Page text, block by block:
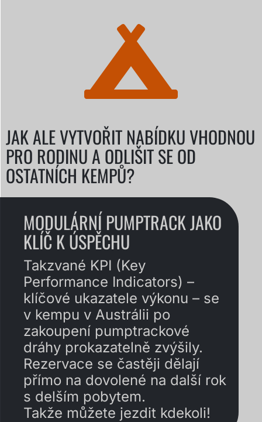
JAK ALE VYTVOŘIT NABÍDKU VHODNOU
PRO RODINU A ODLIŠIT SE OD
OSTATNÍCH KEMPŮ?
MODULÁRNÍ PUMPTRACK JAKO
KLÍČ K ÚSPĚCHU
Takzvané KPI (Key
Performance Indicators) –
klíčové ukazatele výkonu – se
v kempu v Austrálii po
zakoupení pumptrackové
dráhy prokazatelně zvýšily.
Rezervace se častěji dělají
přímo na dovolené na další rok
s delším pobytem.
Takže můžete jezdit kdekoli!